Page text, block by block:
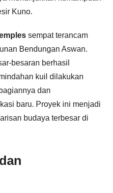
Kuno.
sempat terancam
Bendungan Aswan.
besaran berhasil
kuil dilakukan
dan
baru. Proyek ini menjadi
budaya terbesar di